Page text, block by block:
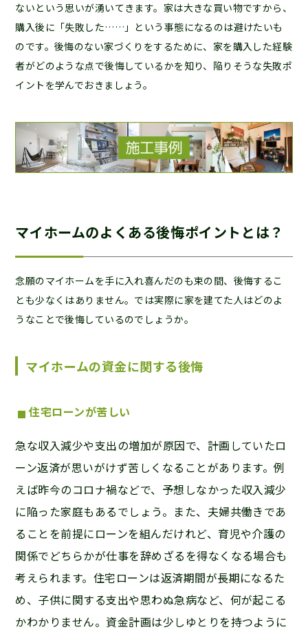
ないという思いが湧いてきます。家は大きな買い物ですから、
購入後に「失敗した……」という事態になるのは避けたいも
のです。後悔のない家づくりをするために、家を購入した経験
者がどのような点で後悔しているかを知り、陥りそうな失敗ポ
イントを学んでおきましょう。
マイホームのよくある後悔ポイントとは？
念願のマイホームを手に入れ喜んだのも束の間、後悔するこ
とも少なくはありません。では実際に家を建てた人はどのよ
うなことで後悔しているのでしょうか。
マイホームの資金に関する後悔
住宅ローンが苦しい
急な収入減少や支出の増加が原因で、計画していたロ
ーン返済が思いがけず苦しくなることがあります。例
えば昨今のコロナ禍などで、予想しなかった収入減少
に陥った家庭もあるでしょう。また、夫婦共働きであ
ることを前提にローンを組んだけれど、育児や介護の
関係でどちらかが仕事を辞めざるを得なくなる場合も
考えられます。住宅ローンは返済期間が長期になるた
め、子供に関する支出や思わぬ急病など、何が起こる
かわかりません。資金計画は少しゆとりを持つように